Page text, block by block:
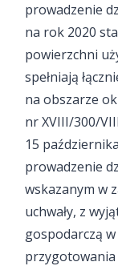
prowadzenie
na rok 2020
powierzchni
spełniają
na obszarze
nr XVIII/300/
15
prowadzenie
wskazanym w
uchwały, z
gospodarczą